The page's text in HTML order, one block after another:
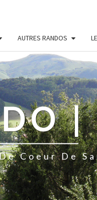
AUTRES RANDOS
|
Coeur De